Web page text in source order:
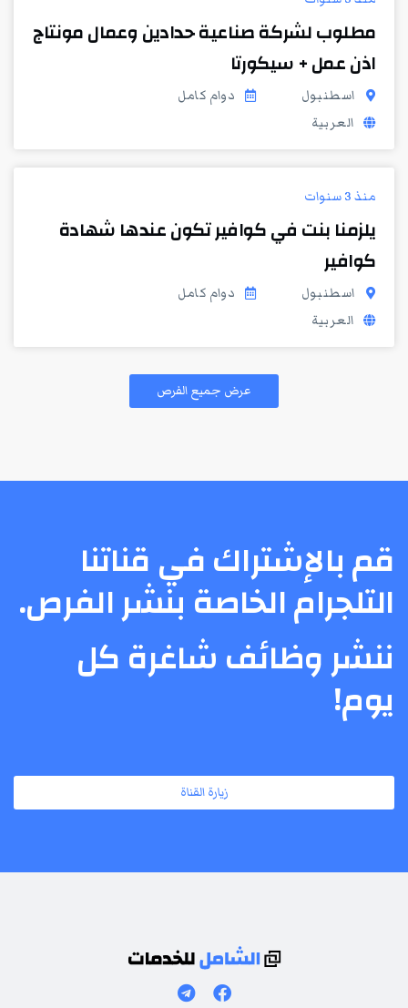
مطلوب لشركة صناعية حدادين وعمال مونتاج
اذن عمل + سيكورتا
اسطنبول
دوام كامل
العربية
منذ 3 سنوات
يلزمنا بنت في كوافير تكون عندها شهادة
كوافير
اسطنبول
دوام كامل
العربية
عرض جميع الفرص
قم بالإشتراك في قناتنا
التلجرام الخاصة بنشر الفرص.
ننشر وظائف شاغرة كل
يوم!
زيارة القناة